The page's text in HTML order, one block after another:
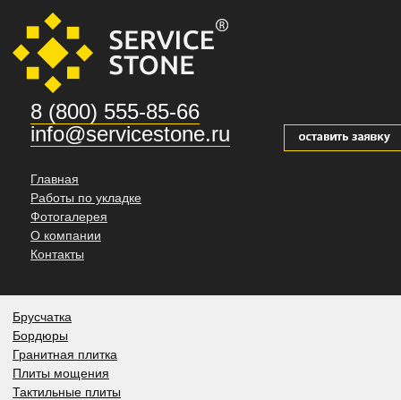
8 (800) 555-85-66
info@servicestone.ru
Главная
Работы по укладке
Фотогалерея
О компании
Контакты
Брусчатка
Бордюры
Гранитная плитка
Плиты мощения
Тактильные плиты